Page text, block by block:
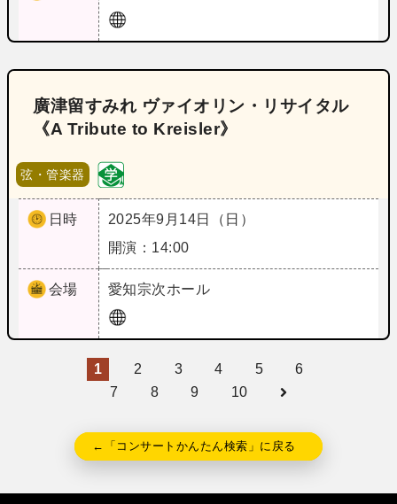
廣津留すみれ ヴァイオリン・リサイタル
《A Tribute to Kreisler》
弦・管楽器
日時
2025年9月14日（日）
開演：14:00
会場 愛知宗次ホール
1 2 3 4 5
6
7
8 9 10
←「コンサートかんたん検索」に戻る